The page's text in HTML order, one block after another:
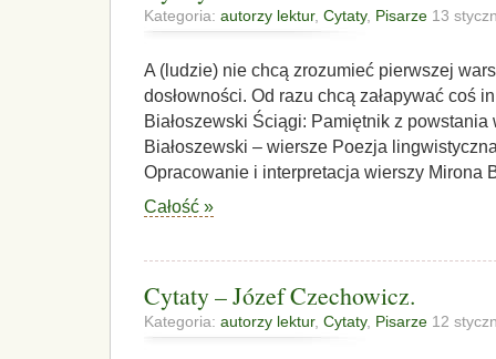
Kategoria: autorzy lektur, Cytaty, Pisarze 13
A (ludzie) nie chcą zrozumieć pierwszej
dosłowności. Od razu chcą załapywać coś
Białoszewski Ściągi: Pamiętnik z
Białoszewski – wiersze Poezja
Opracowanie i interpretacja wierszy Mirona
Całość »
Cytaty – Józef Czechowicz.
Kategoria: autorzy lektur, Cytaty, Pisarze 12